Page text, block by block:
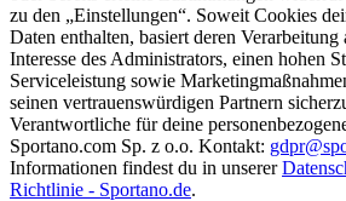
zu den „Einstellungen“. Soweit Cookies
Daten enthalten, basiert deren Verarbeitung
Interesse des Administrators, einen hohen
Serviceleistung sowie
seinen vertrauenswürdigen Partnern
Verantwortliche für deine
Sportano.com Sp. z o.o. Kontakt:
Informationen findest du in unserer
Richtlinie - Sportano.de.